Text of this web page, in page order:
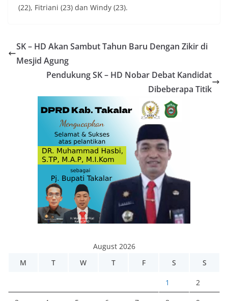
(22), Fitriani (23) dan Windy (23).
SK – HD Akan Sambut Tahun Baru Dengan Zikir di
Mesjid Agung
Pendukung SK – HD Nobar Debat Kandidat
Dibeberapa Titik
August 2026
M
T W T F S S
1 2